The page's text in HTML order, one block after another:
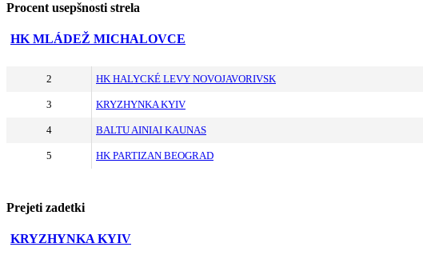
Procent usepšnosti strela
HK MLÁDEŽ MICHALOVCE
2 HK HALYCKÉ LEVY NOVOJAVORIVSK
3 KRYZHYNKA KYIV
4 BALTU AINIAI KAUNAS
5 HK PARTIZAN BEOGRAD
Prejeti zadetki
KRYZHYNKA KYIV